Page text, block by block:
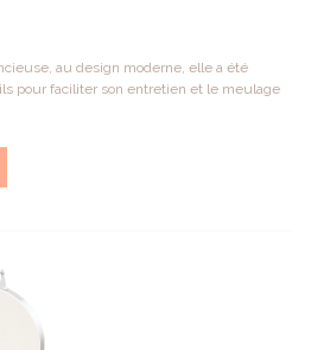
au design moderne, elle a été
pour faciliter son entretien et le meulage